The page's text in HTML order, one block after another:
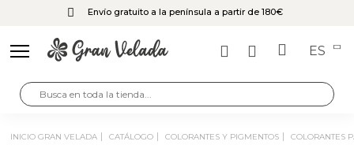
Envío gratuito a la península a partir de 180€
ES
INICIO GRAN VELADA CATÁLOGO COLORANTES Y PIGMENTOS COLORANTES